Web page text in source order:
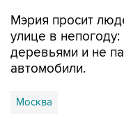
Мэрия просит
улице в
деревьями и не
автомобили.
Москва